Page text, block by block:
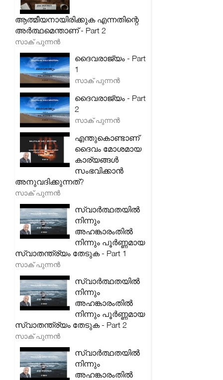
ആത്മീയനായിരിക്കുക എന്നതിന്റെ
അർത്ഥമെന്താണ് - Part 2
സാക് പുന്നൻ
ദൈവരാജ്യം - Part
1
സാക് പുന്നൻ
ദൈവരാജ്യം - Part
2
സാക് പുന്നൻ
എന്തുകൊണ്ടാണ്
ദൈവം മോശമായ
കാര്യങ്ങൾ
സംഭവിക്കാൻ
അനുവദിക്കുന്നത്?
സാക് പുന്നൻ
സ്വാർത്ഥതയിൽ
നിന്നും
അഹങ്കാരംതിൽ
നിന്നും പൂർണ്ണമായ
സ്വാതന്ത്ര്യം തേടുക - Part 1
സാക് പുന്നൻ
സ്വാർത്ഥതയിൽ
നിന്നും
അഹങ്കാരംതിൽ
നിന്നും പൂർണ്ണമായ
സ്വാതന്ത്ര്യം തേടുക - Part 2
സാക് പുന്നൻ
സ്വാർത്ഥതയിൽ
നിന്നും
അഹങ്കാരംതിൽ